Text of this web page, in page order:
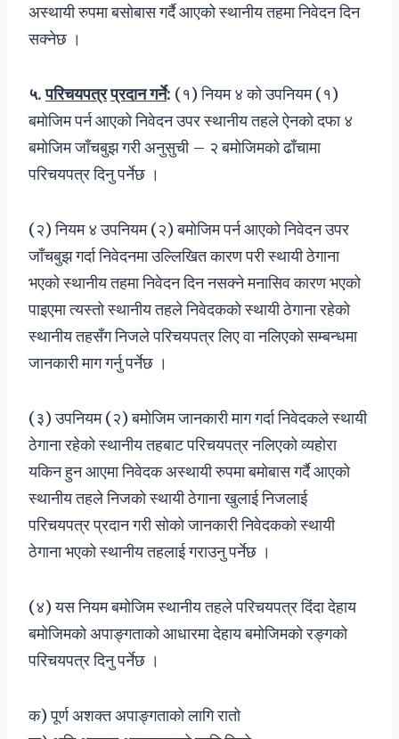
अस्थायी रुपमा बसोबास गर्दै आएको स्थानीय तहमा निवेदन दिन
सक्नेछ ।
५.परिचयपत्रप्रदान गर्ने: (१) नियम ४ को उपनियम (१)
बमोजिम पर्न आएको निवेदन उपर स्थानीय तहले ऐनको दफा ४
बमोजिम जाँचबुझ गरी अनुसुची – २ बमोजिमको ढाँचामा
परिचयपत्र दिनु पर्नेछ ।
(२) नियम ४ उपनियम (२) बमोजिम पर्न आएको निवेदन उपर
जाँचबुझ गर्दा निवेदनमा उल्लिखित कारण परी स्थायी ठेगाना
भएको स्थानीय तहमा निवेदन दिन नसक्ने मनासिव कारण भएको
पाइएमा त्यस्तो स्थानीय तहले निवेदकको स्थायी ठेगाना रहेको
स्थानीय तहसँग निजले परिचयपत्र लिए वा नलिएको सम्बन्धमा
जानकारी माग गर्नु पर्नेछ ।
(३) उपनियम (२) बमोजिम जानकारी माग गर्दा निवेदकले स्थायी
ठेगाना रहेको स्थानीय तहबाट परिचयपत्र नलिएको व्यहोरा
यकिन हुन आएमा निवेदक अस्थायी रुपमा बमोबास गर्दै आएको
स्थानीय तहले निजको स्थायी ठेगाना खुलाई निजलाई
परिचयपत्र प्रदान गरी सोको जानकारी निवेदकको स्थायी
ठेगाना भएको स्थानीय तहलाई गराउनु पर्नेछ ।
(४) यस नियम बमोजिम स्थानीय तहले परिचयपत्र दिंदा देहाय
बमोजिमको अपाङ्गताको आधारमा देहाय बमोजिमको रङ्गको
परिचयपत्र दिनु पर्नेछ ।
क) पूर्ण अशक्त अपाङ्गताको लागि रातो